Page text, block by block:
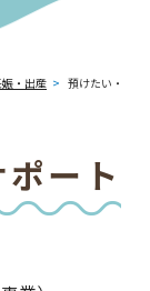
・出産 > 預けたい・
ート